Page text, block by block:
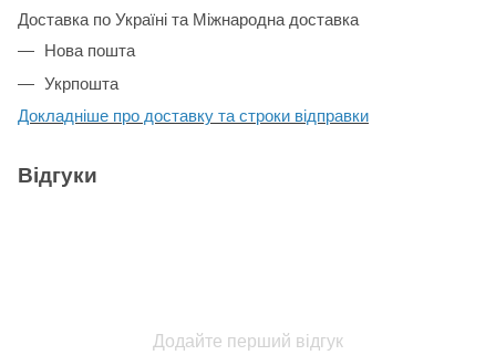
Доставка по Україні та Міжнародна доставка
Нова пошта
Укрпошта
Докладніше про доставку та строки відправки
Відгуки
Додайте перший відгук